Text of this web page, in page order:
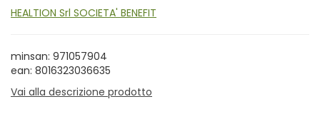
HEALTION Srl SOCIETA' BENEFIT
minsan: 971057904
ean: 8016323036635
Vai alla descrizione prodotto